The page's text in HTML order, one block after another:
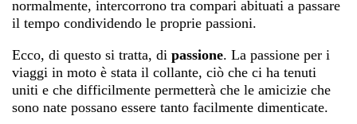
normalmente, intercorrono tra compari abituati a passare
il tempo condividendo le proprie passioni.
Ecco, di questo si tratta, di passione. La passione per i
viaggi in moto è stata il collante, ciò che ci ha tenuti
uniti e che difficilmente permetterà che le amicizie che
sono nate possano essere tanto facilmente dimenticate.